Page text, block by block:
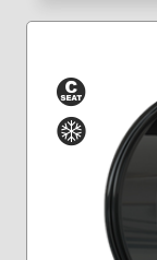
Siège
conique
Hiver